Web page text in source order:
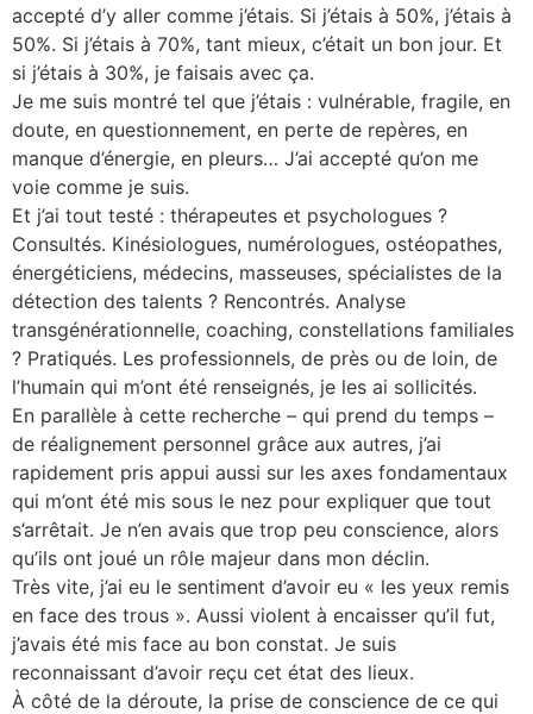
accepté d’y aller comme j’étais. Si j’étais à 50%, j’étais à
50%. Si j’étais à 70%, tant mieux, c’était un bon jour. Et
si j’étais à 30%, je faisais avec ça.
Je me suis montré tel que j’étais : vulnérable, fragile, en
doute, en questionnement, en perte de repères, en
manque d’énergie, en pleurs… J’ai accepté qu’on me
voie comme je suis.
Et j’ai tout testé : thérapeutes et psychologues ?
Consultés. Kinésiologues, numérologues, ostéopathes,
énergéticiens, médecins, masseuses, spécialistes de la
détection des talents ? Rencontrés. Analyse
transgénérationnelle, coaching, constellations familiales
? Pratiqués. Les professionnels, de près ou de loin, de
l’humain qui m’ont été renseignés, je les ai sollicités.
En parallèle à cette recherche – qui prend du temps –
de réalignement personnel grâce aux autres, j’ai
rapidement pris appui aussi sur les axes fondamentaux
qui m’ont été mis sous le nez pour expliquer que tout
s’arrêtait. Je n’en avais que trop peu conscience, alors
qu’ils ont joué un rôle majeur dans mon déclin.
Très vite, j’ai eu le sentiment d’avoir eu « les yeux remis
en face des trous ». Aussi violent à encaisser qu’il fut,
j’avais été mis face au bon constat. Je suis
reconnaissant d’avoir reçu cet état des lieux.
À côté de la déroute, la prise de conscience de ce qui